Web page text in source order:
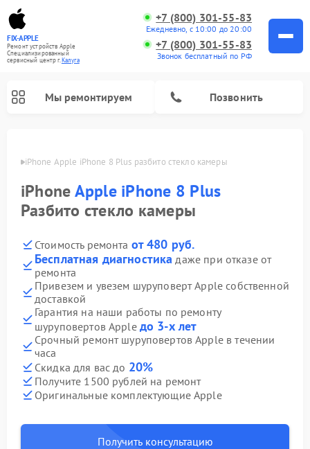
FIX-APPLE
Ремонт устройств Apple
Специализированный
cервисный центр г.Калуга
+7 (800) 301-55-83
Ежедневно, с 10:00 до 20:00
+7 (800) 301-55-83
Звонок бесплатный по РФ
Мы ремонтируем Позвонить
iPhone Apple iPhone 8 Plus разбито стекло камеры
iPhoneApple iPhone 8 Plus
Разбито стекло камеры
Стоимость ремонта от 480 руб.
Бесплатная диагностика даже при отказе от
ремонта
Привезем и увезем шуруповерт Apple собственной
доставкой
Гарантия на наши работы по ремонту
шуруповертов Apple до 3-х лет
Срочный ремонт шуруповертов Apple в течении
часа
Скидка для вас до 20%
Получите 1500 рублей на ремонт
Оригинальные комплектующие Apple
Получить консультацию